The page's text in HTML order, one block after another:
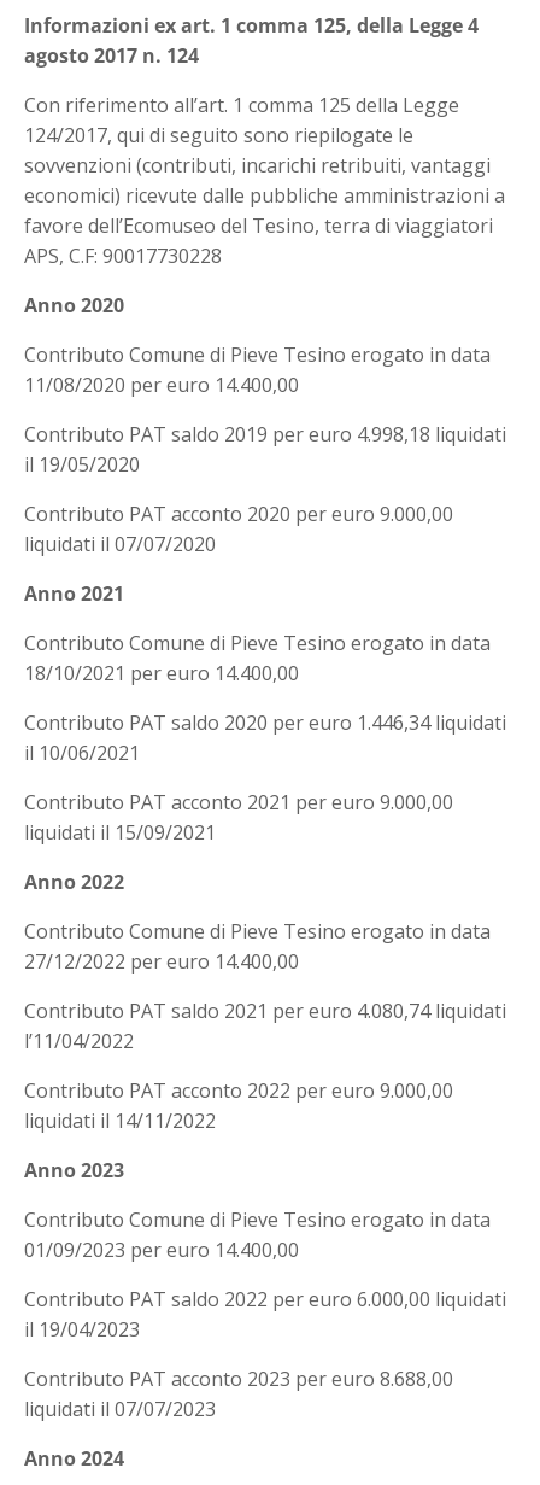
Informazioni ex art. 1 comma 125, della Legge 4
agosto 2017 n. 124
Con riferimento all’art. 1 comma 125 della Legge
124/2017, qui di seguito sono riepilogate le
sovvenzioni (contributi, incarichi retribuiti, vantaggi
economici) ricevute dalle pubbliche amministrazioni a
favore dell’Ecomuseo del Tesino, terra di viaggiatori
APS, C.F: 90017730228
Anno 2020
Contributo Comune di Pieve Tesino erogato in data
11/08/2020 per euro 14.400,00
Contributo PAT saldo 2019 per euro 4.998,18 liquidati
il 19/05/2020
Contributo PAT acconto 2020 per euro 9.000,00
liquidati il 07/07/2020
Anno 2021
Contributo Comune di Pieve Tesino erogato in data
18/10/2021 per euro 14.400,00
Contributo PAT saldo 2020 per euro 1.446,34 liquidati
il 10/06/2021
Contributo PAT acconto 2021 per euro 9.000,00
liquidati il 15/09/2021
Anno 2022
Contributo Comune di Pieve Tesino erogato in data
27/12/2022 per euro 14.400,00
Contributo PAT saldo 2021 per euro 4.080,74 liquidati
l’11/04/2022
Contributo PAT acconto 2022 per euro 9.000,00
liquidati il 14/11/2022
Anno 2023
Contributo Comune di Pieve Tesino erogato in data
01/09/2023 per euro 14.400,00
Contributo PAT saldo 2022 per euro 6.000,00 liquidati
il 19/04/2023
Contributo PAT acconto 2023 per euro 8.688,00
liquidati il 07/07/2023
Anno 2024